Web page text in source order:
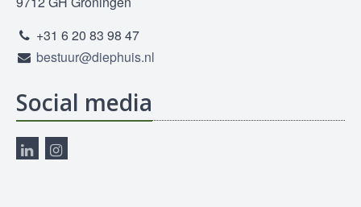
+31 6 20 83 98 47
bestuur@diephuis.nl
Social media